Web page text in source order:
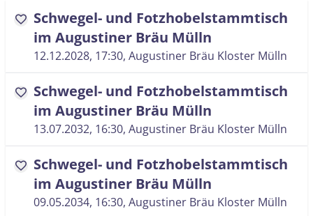
favorite Schwegel- und Fotzhobelstammtisch
im Augustiner Bräu Mülln
12.12.2028, 17:30, Augustiner Bräu Kloster Mülln
favorite Schwegel- und Fotzhobelstammtisch
im Augustiner Bräu Mülln
13.07.2032, 16:30, Augustiner Bräu Kloster Mülln
favorite Schwegel- und Fotzhobelstammtisch
im Augustiner Bräu Mülln
09.05.2034, 16:30, Augustiner Bräu Kloster Mülln